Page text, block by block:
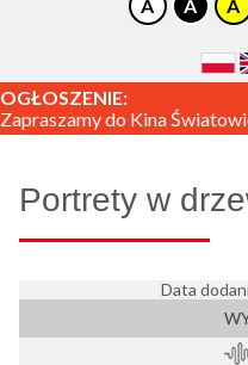
OGŁOSZENIE:
Zapraszamy do Kina
Portrety w
Data